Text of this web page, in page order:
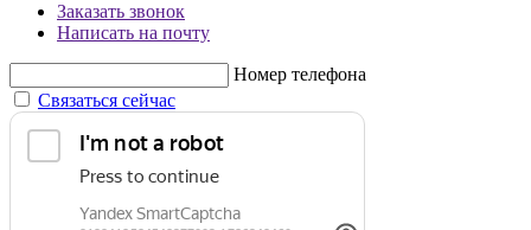
Заказать звонок
Написать на почту
Номер телефона
Связаться сейчас